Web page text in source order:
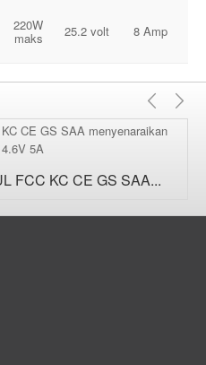
220W
maks 25.2 volt 8 Amp
FCC KC CE GS SAA...